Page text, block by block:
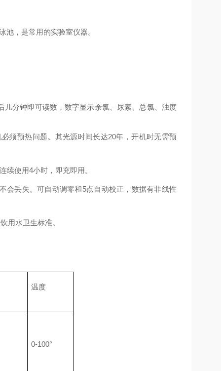
，是常用的实验室仪器。
分钟即可读数，数字显示余氯、尿素、总氯、浊度
须预热问题。其光源时间长达20年，开机时无需预
续使用4小时，即充即用。
会丢失。可自动调零和5点自动校正，数据有非线性
用水卫生标准。
温度
0-100°